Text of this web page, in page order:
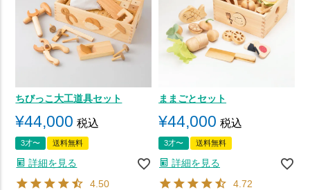
ちびっこ大工道具セット
¥44,000 税込
3才〜 送料無料
詳細を見る
4.50
ままごとセット
¥44,000 税込
3才〜 送料無料
詳細を見る
4.72